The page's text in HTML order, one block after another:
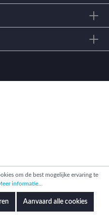
om de best mogelijke ervaring te
informatie...
Aanvaard alle cookies